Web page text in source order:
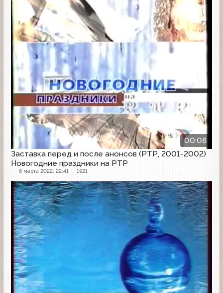
00:08
Заставка перед и после анонсов (РТР, 2001-2002)
Новогодние праздники на РТР
6 марта 2022, 22:41 1921
Заставка анонсов
Заставка анонсов